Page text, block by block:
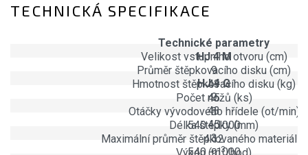
TECHNICKÁ SPECIFIKACE
Technické parametry
HJ 4 M
HJ 4 G
Velikost vstupního otvoru (cm)
9
9
Průměr štěpkovacího disku (cm)
43
43
Hmotnost štěpkovacího disku (kg)
45
45
Počet nožů (ks)
3
3
Otáčky vývodového hřídele (ot/min)
540 - 1000
540 - 1000
Délka štěpky (mm)
4.12
Maximální průměr štěpkovaného materiálů
3